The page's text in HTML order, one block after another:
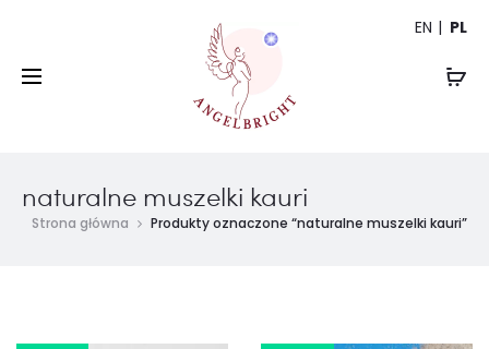
EN PL
naturalne muszelki kauri
Strona główna Produkty oznaczone “naturalne muszelki kauri”